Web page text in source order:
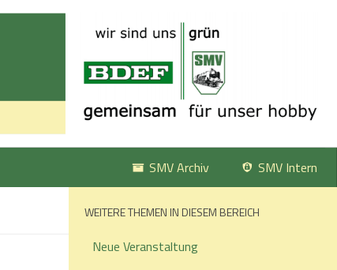
SMV Intern
SMV Archiv
WEITERE THEMEN IN DIESEM BEREICH
Neue Veranstaltung